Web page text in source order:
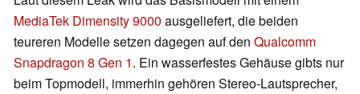
MediaTek Dimensity 9000 ausgeliefert, die beiden
teureren Modelle setzen dagegen auf den Qualcomm
Snapdragon 8 Gen 1. Ein wasserfestes Gehäuse gibts nur
beim Topmodell, immerhin gehören Stereo-Lautsprecher,